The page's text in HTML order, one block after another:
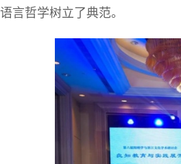
语言哲学树立了典范。